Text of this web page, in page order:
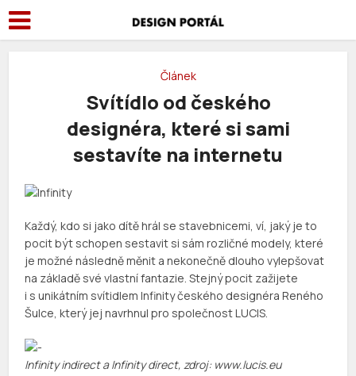
Článek
Svítídlo od českého
designéra, které si sami
sestavíte na internetu
Každý, kdo si jako dítě hrál se stavebnicemi, ví, jaký je to
pocit být schopen sestavit si sám rozličné modely, které
je možné následně měnit a nekonečně dlouho vylepšovat
na základě své vlastní fantazie. Stejný pocit zažijete
i s unikátním svítidlem Infinity českého designéra Reného
Šulce, který jej navrhnul pro společnost LUCIS.
Infinity indirect a Infinity direct, zdroj: www.lucis.eu